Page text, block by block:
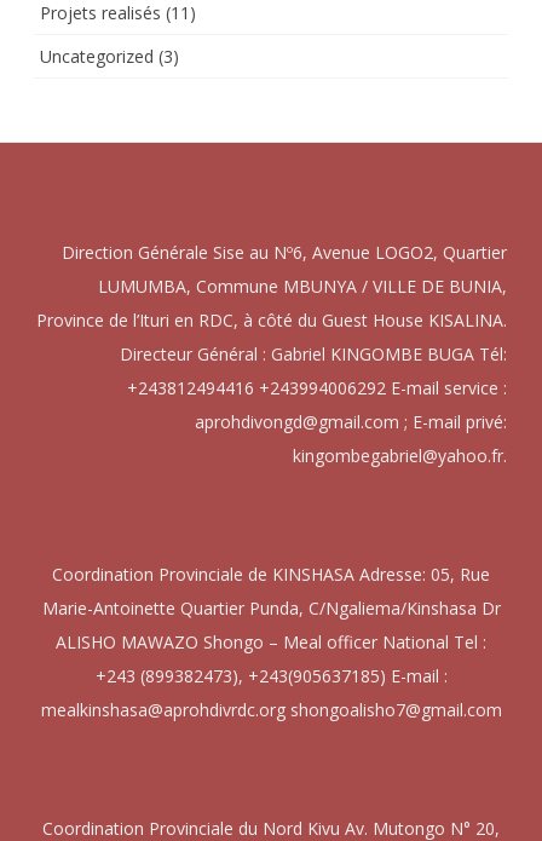
Projets realisés (11)
Uncategorized (3)
Direction Générale Sise au Nº6, Avenue LOGO2, Quartier
LUMUMBA, Commune MBUNYA / VILLE DE BUNIA,
Province de l’Ituri en RDC, à côté du Guest House KISALINA.
Directeur Général : Gabriel KINGOMBE BUGA Tél:
+243812494416 +243994006292 E-mail service :
aprohdivongd@gmail.com ; E-mail privé:
kingombegabriel@yahoo.fr.
Coordination Provinciale de KINSHASA Adresse: 05, Rue
Marie-Antoinette Quartier Punda, C/Ngaliema/Kinshasa Dr
ALISHO MAWAZO Shongo – Meal officer National Tel :
+243 (899382473), +243(905637185) E-mail :
mealkinshasa@aprohdivrdc.org shongoalisho7@gmail.com
Coordination Provinciale du Nord Kivu Av. Mutongo N° 20,